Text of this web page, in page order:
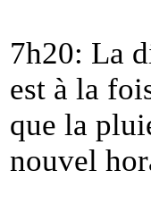
7h20: La
est à la
que la
nouvel